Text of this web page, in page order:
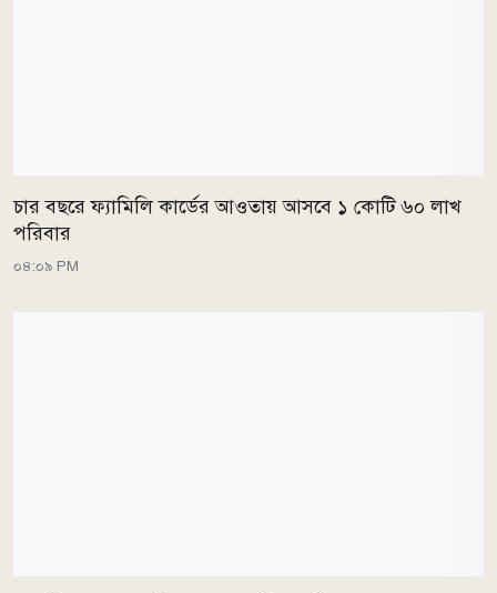
চার বছরে ফ্যামিলি কার্ডের আওতায় আসবে ১ কোটি ৬০ লাখ
পরিবার
০৪:০৯ PM